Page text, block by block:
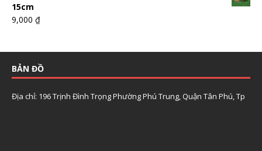
15cm
9,000 ₫
BẢN ĐỒ
Địa chỉ: 196 Trịnh Đình Trọng Phường Phú Trung, Quận Tân Phú, Tp